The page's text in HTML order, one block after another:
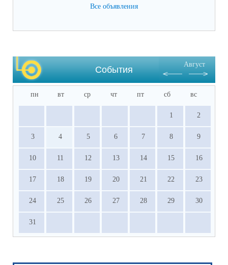
итоговые) (подлинник)
государственного экзамена (подлинник)
результативное участие в ВсОШ, НПК и
других олимпиадах, входящих в перечень
Министерства просвещения РФ.
Все объявления
События
Август
пн вт ср чт пт сб вс
1 2
3 4 5 6 7 8 9
10 11 12 13 14 15 16
17 18 19 20 21 22 23
24 25 26 27 28 29 30
31